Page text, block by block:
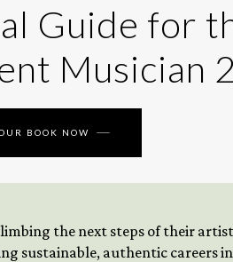
Guide for
Musician 2
BOOK NOW
the next steps of their
sustainable, authentic careers